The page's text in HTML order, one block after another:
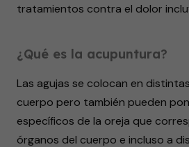
tratamientos contra el dolor
¿Qué es la acupuntura?
Las agujas se colocan en
cuerpo pero también pueden
específicos de la oreja que
órganos del cuerpo e incluso a